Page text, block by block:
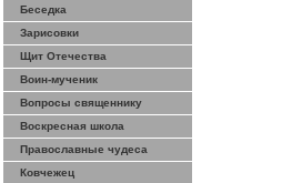
Беседка
Зарисовки
Щит Отечества
Воин-мученик
Вопросы священнику
Воскресная школа
Православные чудеса
Ковчежец